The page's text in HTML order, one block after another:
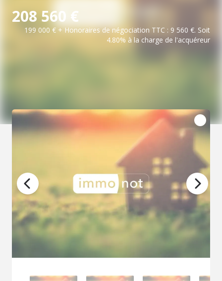
208 560 €
199 000 € + Honoraires de négociation TTC : 9 560 €. Soit
4.80% à la charge de l'acquéreur